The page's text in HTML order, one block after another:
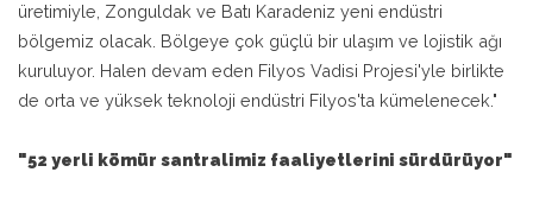
üretimiyle, Zonguldak ve Batı Karadeniz yeni endüstri
bölgemiz olacak. Bölgeye çok güçlü bir ulaşım ve lojistik ağı
kuruluyor. Halen devam eden Filyos Vadisi Projesi'yle birlikte
de orta ve yüksek teknoloji endüstri Filyos'ta kümelenecek."
"52 yerli kömür santralimiz faaliyetlerini sürdürüyor"